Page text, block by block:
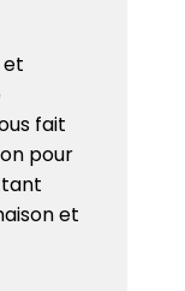
et
fait
pour
et